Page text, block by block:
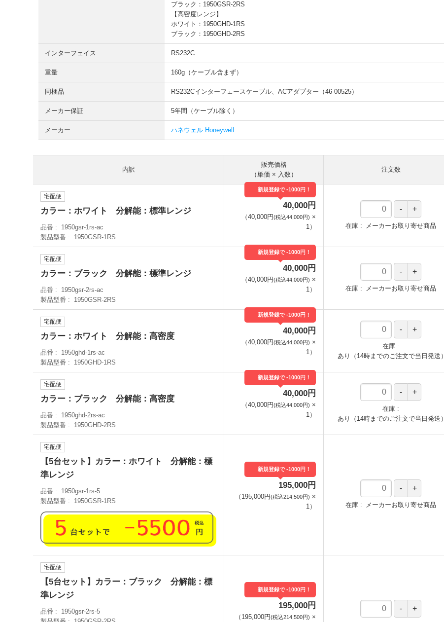
ブラック：1950GSR-2RS
【高密度レンジ】
ホワイト：1950GHD-1RS
ブラック：1950GHD-2RS
インターフェイス RS232C
重量 160g（ケーブル含まず）
同梱品 RS232Cインターフェースケーブル、ACアダプター（46-00525）
メーカー保証 5年間（ケーブル除く）
メーカー ハネウェル Honeywell
内訳
販売価格
（単価 × 入数）
注文数
宅配便
カラー：ホワイト 分解能：標準レンジ
品番
1950gsr-1rs-ac
製品型番
1950GSR-1RS
新規登録で -1000円！
40,000円
（40,000円(税込44,000円) ×
1） 在庫 メーカーお取り寄せ商品
宅配便
カラー：ブラック 分解能：標準レンジ
品番
1950gsr-2rs-ac
製品型番
1950GSR-2RS
新規登録で -1000円！
40,000円
（40,000円(税込44,000円) ×
1） 在庫 メーカーお取り寄せ商品
宅配便
カラー：ホワイト 分解能：高密度
品番
1950ghd-1rs-ac
製品型番
1950GHD-1RS
新規登録で -1000円！
40,000円
（40,000円(税込44,000円) ×
1）
在庫
あり（14時までのご注文で当日発送）
宅配便
カラー：ブラック 分解能：高密度
品番
1950ghd-2rs-ac
製品型番
1950GHD-2RS
新規登録で -1000円！
40,000円
（40,000円(税込44,000円) ×
1）
在庫
あり（14時までのご注文で当日発送）
宅配便
【5台セット】カラー：ホワイト 分解能：標
準レンジ
品番
1950gsr-1rs-5
製品型番
1950GSR-1RS
新規登録で -1000円！
195,000円
（ 195,000円(税込214,500円) ×
1） 在庫 メーカーお取り寄せ商品
宅配便
【5台セット】カラー：ブラック 分解能：標
準レンジ
品番
1950gsr-2rs-5
新規登録で -1000円！
195,000円
（ 195,000円(税込214,500円) ×